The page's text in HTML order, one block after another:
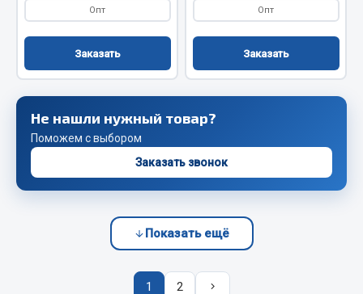
Запчасти SHAANXI (SHACMAN)
Система питания
Тормозная система
Колеса и шины
Система охлаждения
Подвеска
Оперение кабины
Опт
Заказать
Опт
Заказать
Не нашли нужный товар?
Поможем с выбором
Заказать звонок
Показать ещё
1 2